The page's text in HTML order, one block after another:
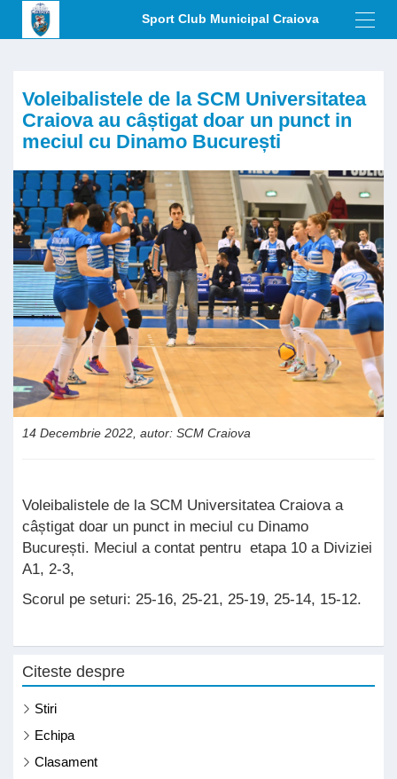
Sport Club Municipal Craiova
Voleibalistele de la SCM Universitatea
Craiova au câștigat doar un punct in
meciul cu Dinamo București
14 Decembrie 2022, autor: SCM Craiova
Voleibalistele de la SCM Universitatea Craiova a
câștigat doar un punct in meciul cu Dinamo
București. Meciul a contat pentru etapa 10 a Diviziei
A1, 2-3,
Scorul pe seturi: 25-16, 25-21, 25-19, 25-14, 15-12.
Citeste despre
Stiri
Echipa
Clasament